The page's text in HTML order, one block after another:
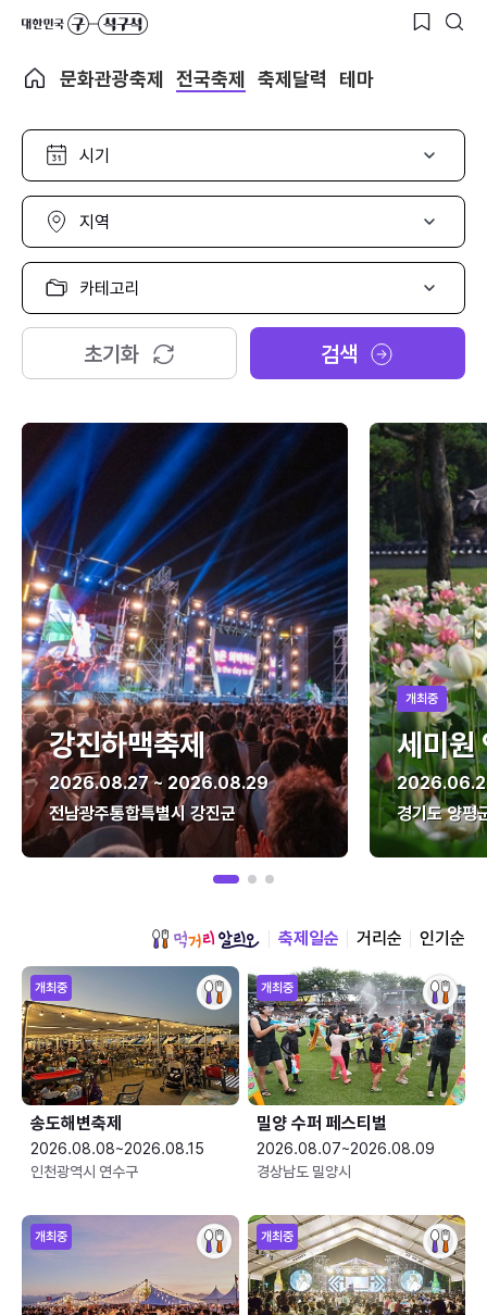
문화관광축제 전국축제 축제달력 테마
시
선
택
지
선
택
카
고
리
택
초기화 검색
강진하맥축제
2026.08.27 ~ 2026.08.29
전남광주통합특별시 강진군
개최중
세미원
경기도 양평
축제일순 거리순 인기순
개최중
송도해변축제
2026.08.08~2026.08.15
인천광역시 연수구
개최중
밀양 수퍼 페스티벌
2026.08.07~2026.08.09
경상남도 밀양시
개최중 개최중